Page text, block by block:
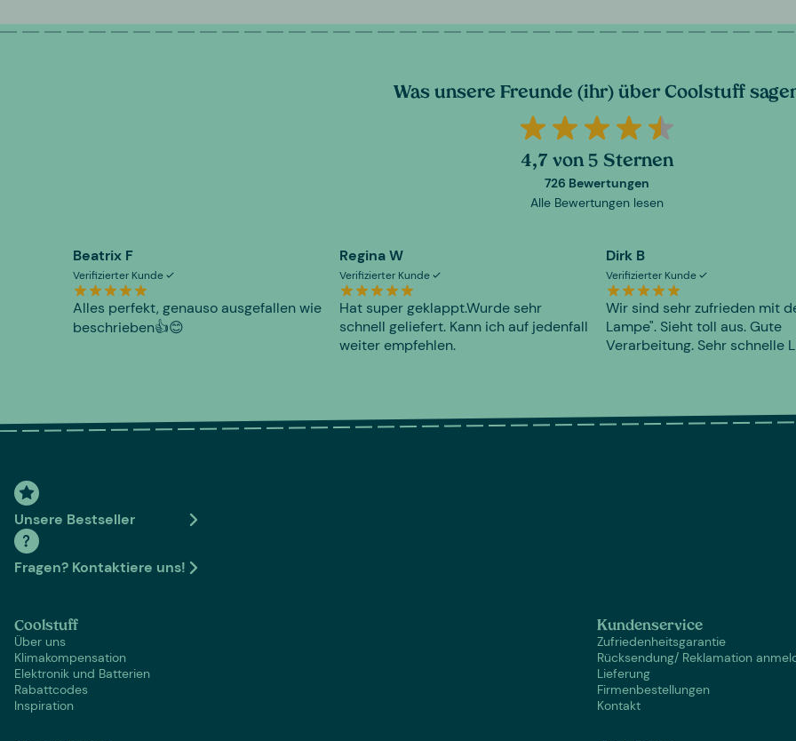
Was unsere Freunde (ihr) über Coolstuff
4,7 von 5 Sternen
726 Bewertungen
Alle Bewertungen lesen
Beatrix F
Verifizierter Kunde
Alles perfekt, genauso ausgefallen wie
beschrieben👍😊
Regina W
Verifizierter Kunde
Hat super geklappt.Wurde sehr
schnell geliefert. Kann ich auf jedenfall
weiter empfehlen.
Dirk B
Verifizierter Kunde
Wir sind sehr zufrieden mit
Lampe". Sieht toll aus. Gute
Verarbeitung. Sehr schnelle
Unsere Bestseller
Fragen? Kontaktiere uns!
Coolstuff
Über uns
Klimakompensation
Elektronik und Batterien
Rabattcodes
Inspiration
Kundenservice
Zufriedenheitsgarantie
Rücksendung/ Reklamation
Lieferung
Firmenbestellungen
Kontakt